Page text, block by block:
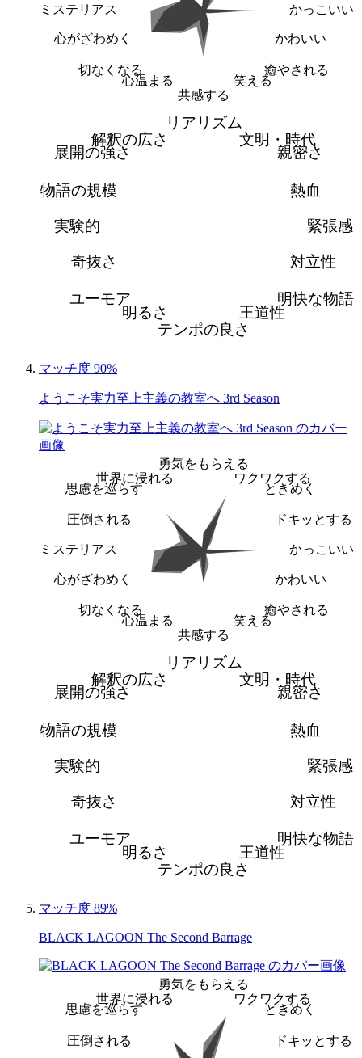
かっこいい
かわいい
癒やされる
笑える
共感する
心温まる
切なくなる
心がざわめく
ミステリアス
リアリズム
文明・時代
親密さ
熱血
緊張感
対立性
明快な物語
王道性
テンポの良さ
明るさ
ユーモア
奇抜さ
実験的
物語の規模
展開の強さ
解釈の広さ
マッチ度 90%
ようこそ実力至上主義の教室へ 3rd Season
勇気をもらえる
ワクワクする
ときめく
ドキッとする
かっこいい
かわいい
癒やされる
笑える
共感する
心温まる
切なくなる
心がざわめく
ミステリアス
圧倒される
思慮を巡らす
世界に浸れる
リアリズム
文明・時代
親密さ
熱血
緊張感
対立性
明快な物語
王道性
テンポの良さ
明るさ
ユーモア
奇抜さ
実験的
物語の規模
展開の強さ
解釈の広さ
マッチ度 89%
BLACK LAGOON The Second Barrage
勇気をもらえる
ワクワクする
ときめく
ドキッとする
圧倒される
思慮を巡らす
世界に浸れる